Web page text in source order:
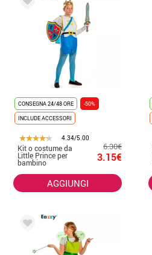
CONSEGNA 24/48 ORE
-50%
INCLUDE ACCESSORI
4.34/5.00
Kit o costume da
Little Prince per
bambino
6.30€
3.15€
AGGIUNGI